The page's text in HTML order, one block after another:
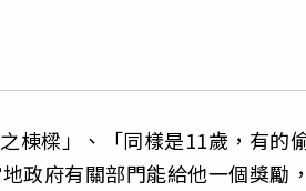
棟樑」、「同樣是11歲，有的
政府有關部門能給他一個獎勵